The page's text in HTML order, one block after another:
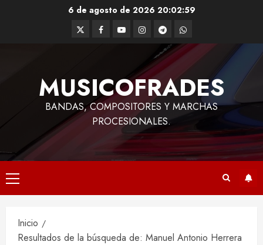
6 de agosto de 2026 20:02:59
TwitterFacebook
YoutubeInstagram
TelegramWhatsApp
MUSICOFRADES
BANDAS, COMPOSITORES Y MARCHAS
PROCESIONALES.
Menú
principal
Inicio
Resultados de la búsqueda de: Manuel Antonio Herrera